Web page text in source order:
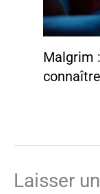
Malgrim
connaître
Laisser